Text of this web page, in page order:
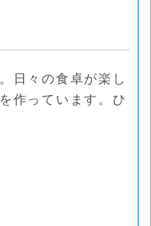
日々の食卓が楽し
作っています。ひ